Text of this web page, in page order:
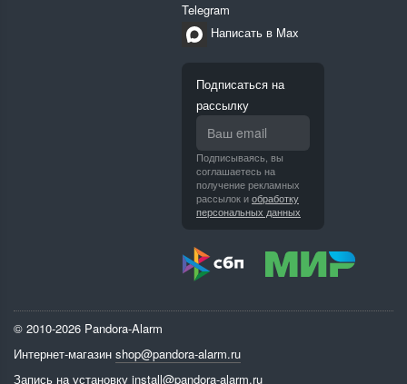
Telegram
Написать в Max
Подписаться на
рассылку
Подписываясь, вы
соглашаетесь на
получение рекламных
рассылок иобработку
персональных данных
© 2010-2026 Pandora-Alarm
Интернет-магазин shop@pandora-alarm.ru
Запись на установку install@pandora-alarm.ru